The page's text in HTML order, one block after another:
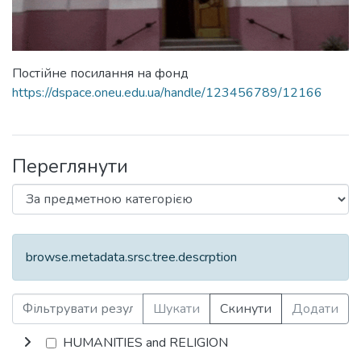
Постійне посилання на фонд
https://dspace.oneu.edu.ua/handle/123456789/12166
Переглянути
browse.metadata.srsc.tree.descrption
Шукати Скинути
Додати
HUMANITIES and RELIGION